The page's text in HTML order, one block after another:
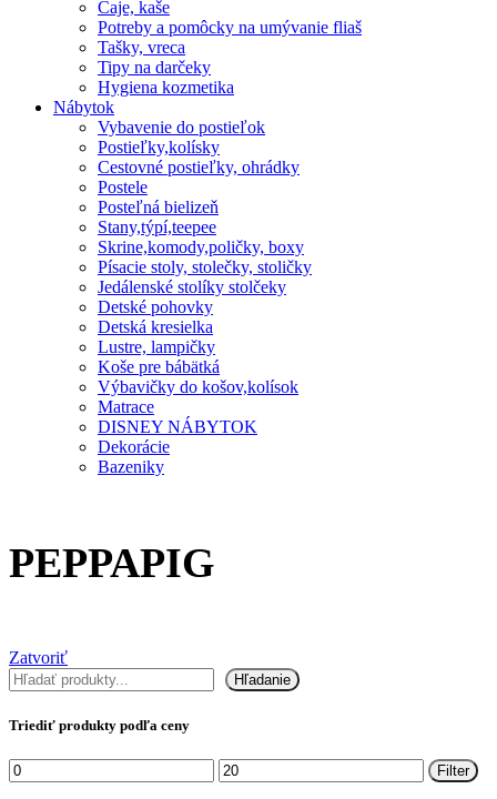
Čaje, kaše
Potreby a pomôcky na umývanie fliaš
Tašky, vreca
Tipy na darčeky
Hygiena kozmetika
Nábytok
Vybavenie do postieľok
Postieľky,kolísky
Cestovné postieľky, ohrádky
Postele
Posteľná bielizeň
Stany,týpí,teepee
Skrine,komody,poličky, boxy
Písacie stoly, stolečky, stoličky
Jedálenské stolíky stolčeky
Detské pohovky
Detská kresielka
Lustre, lampičky
Koše pre bábätká
Výbavičky do košov,kolísok
Matrace
DISNEY NÁBYTOK
Dekorácie
Bazeniky
PEPPAPIG
Zatvoriť
Hľadať
Hľadanie
Triediť produkty podľa ceny
Minimálna
cena
Maximálna
cena
Filter